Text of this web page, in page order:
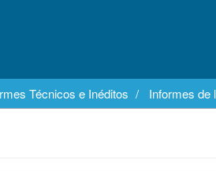
Técnicos e Inéditos Informes de